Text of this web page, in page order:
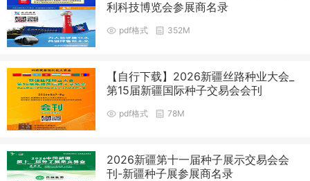
利科技博览会参展商名录
pdf格式 352M
【自行下载】2026新疆丝路种业大会_
第15届新疆国际种子交易会会刊
pdf格式 78M
2026新疆第十一届种子展示交易会会
刊-新疆种子展参展商名录